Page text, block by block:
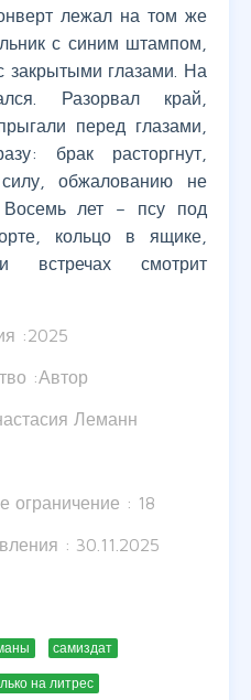
лежал на том же
с синим штампом,
закрытыми глазами. На
Разорвал край,
перед глазами,
брак расторгнут,
обжалованию не
лет – псу под
кольцо в ящике,
встречах смотрит
:2025
:Автор
Леманн
ограничение : 18
: 30.11.2025
самиздат
на литрес